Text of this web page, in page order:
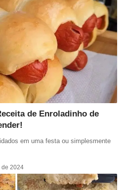
de Enroladinho de
em uma festa ou simplesmente
de 2024